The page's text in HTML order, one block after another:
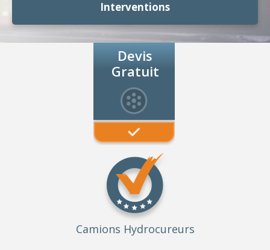
Interventions
Devis
Gratuit
Camions Hydrocureurs